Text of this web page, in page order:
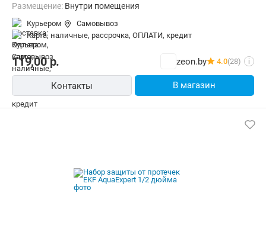
Размещение: Внутри помещения
Курьером
Самовывоз
карта, наличные, рассрочка, ОПЛАТИ, кредит
119,00р. zeon.by 4.0(28) i
Контакты В магазин